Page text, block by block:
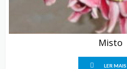
Misto
LER MAIS